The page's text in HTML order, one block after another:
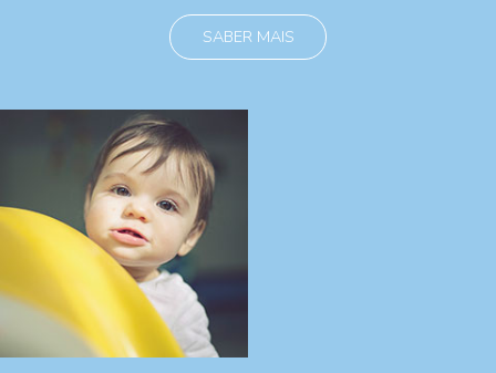
SABER MAIS